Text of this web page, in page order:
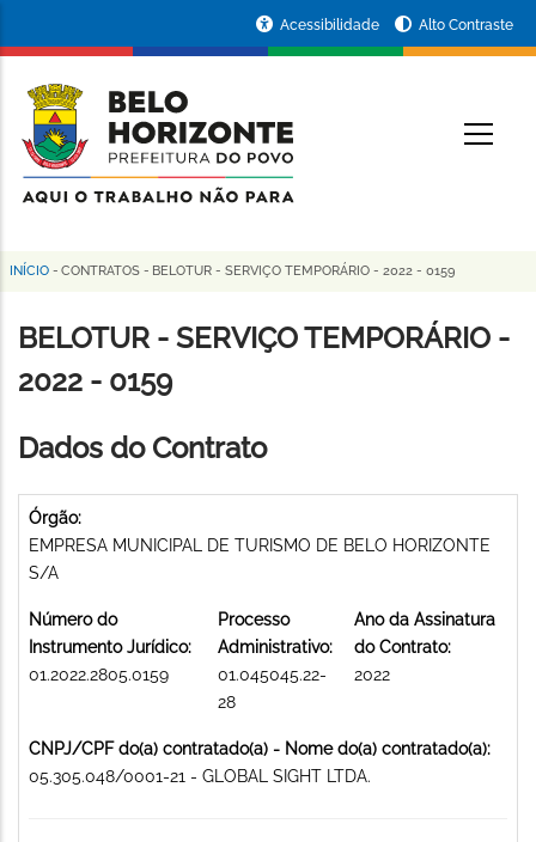
conteúdo
principal
da
Prefeitura
de
Horizonte
Acessibilidade Alto Contraste
Trilha
de
navegação
INÍCIO - CONTRATOS - BELOTUR - SERVIÇO TEMPORÁRIO - 2022 - 0159
BELOTUR - SERVIÇO TEMPORÁRIO -
2022 - 0159
Dados do Contrato
Órgão:
EMPRESA MUNICIPAL DE TURISMO DE BELO HORIZONTE
S/A
Número do
Instrumento Jurídico:
01.2022.2805.0159
Processo
Administrativo:
01.045045.22-
28
Ano da Assinatura
do Contrato:
2022
CNPJ/CPF do(a) contratado(a) - Nome do(a) contratado(a):
05.305.048/0001-21 - GLOBAL SIGHT LTDA.